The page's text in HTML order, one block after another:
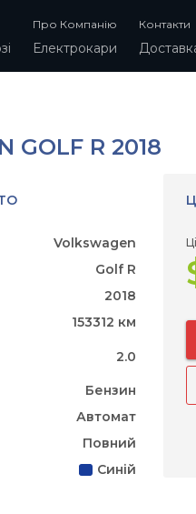
Про Компанію Контакти
Електрокари
GOLF R 2018
Volkswagen
Golf R
2018
153312 км
2.0
Бензин
Автомат
Повний
Синій